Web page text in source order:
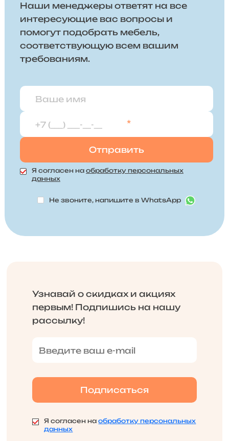
Наши менеджеры ответят на все
интересующие вас вопросы и
помогут подобрать мебель,
соответствующую всем вашим
требованиям.
*
Я согласен на обработку персональных
данных
Не звоните, напишите в WhatsApp
Узнавай о скидках и акциях
первым! Подпишись на нашу
рассылку!
Я согласен наобработку персональных
данных